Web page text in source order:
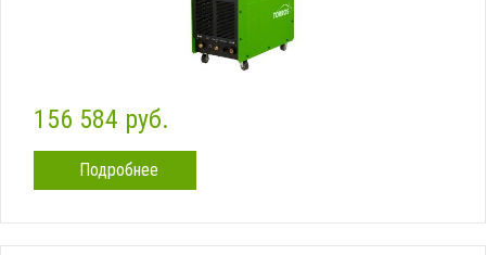
156 584 руб.
Подробнее